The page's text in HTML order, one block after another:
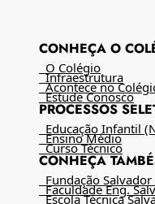
CONHEÇA O
O Colégio
Infraestrutura
Acontece no
Estude Conosco
PROCESSOS
Educação Infantil
Ensino Médio
Curso Técnico
CONHEÇA
Fundação
Faculdade Eng.
Escola Técnica